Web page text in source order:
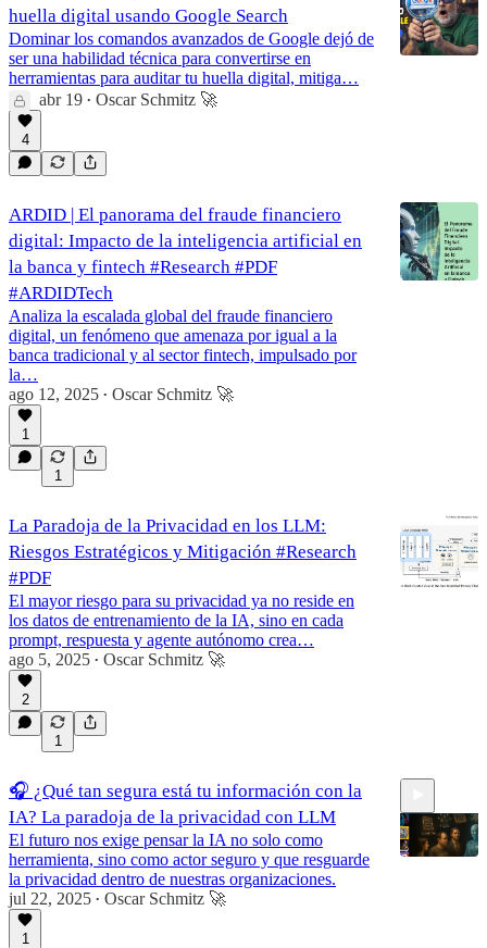
huella digital usando Google Search
Dominar los comandos avanzados de Google dejó de
ser una habilidad técnica para convertirse en
herramientas para auditar tu huella digital, mitiga…
abr 19 • Oscar Schmitz 🚀
4
ARDID | El panorama del fraude financiero
digital: Impacto de la inteligencia artificial en
la banca y fintech #Research #PDF
#ARDIDTech
Analiza la escalada global del fraude financiero
digital, un fenómeno que amenaza por igual a la
banca tradicional y al sector fintech, impulsado por
la…
ago 12, 2025 • Oscar Schmitz 🚀
1
1
La Paradoja de la Privacidad en los LLM:
Riesgos Estratégicos y Mitigación #Research
#PDF
El mayor riesgo para su privacidad ya no reside en
los datos de entrenamiento de la IA, sino en cada
prompt, respuesta y agente autónomo crea…
ago 5, 2025 • Oscar Schmitz 🚀
2
1
🎧 ¿Qué tan segura está tu información con la
IA? La paradoja de la privacidad con LLM
El futuro nos exige pensar la IA no solo como
herramienta, sino como actor seguro y que resguarde
la privacidad dentro de nuestras organizaciones.
jul 22, 2025 • Oscar Schmitz 🚀
1